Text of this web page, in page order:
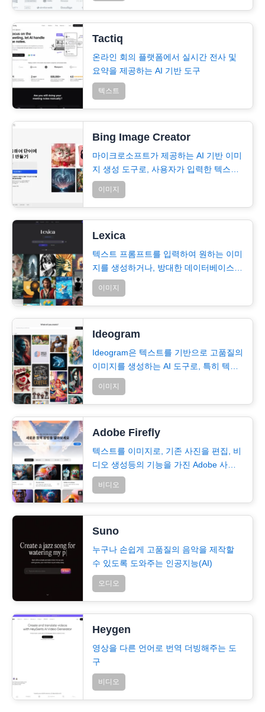
Tactiq
온라인 회의 플랫폼에서 실시간 전사 및
요약을 제공하는 AI 기반 도구
텍스트
Bing Image Creator
마이크로소프트가 제공하는 AI 기반 이미
지 생성 도구로, 사용자가 입력한 텍스트
설명을 바탕으로 고품질의 이미지를 생성
합니다
이미지
Lexica
텍스트 프롬프트를 입력하여 원하는 이미
지를 생성하거나, 방대한 데이터베이스에
서 다양한 AI 생성 이미지를 검색
이미지
Ideogram
Ideogram은 텍스트를 기반으로 고품질의
이미지를 생성하는 AI 도구로, 특히 텍스
트와 이미지의 자연스러운 통합에 탁월한
성능을…
이미지
Adobe Firefly
텍스트를 이미지로, 기존 사진을 편집, 비
디오 생성등의 기능을 가진 Adobe 사의
ai
비디오
Suno
누구나 손쉽게 고품질의 음악을 제작할
수 있도록 도와주는 인공지능(AI)
오디오
Heygen
영상을 다른 언어로 번역 더빙해주는 도
구
비디오